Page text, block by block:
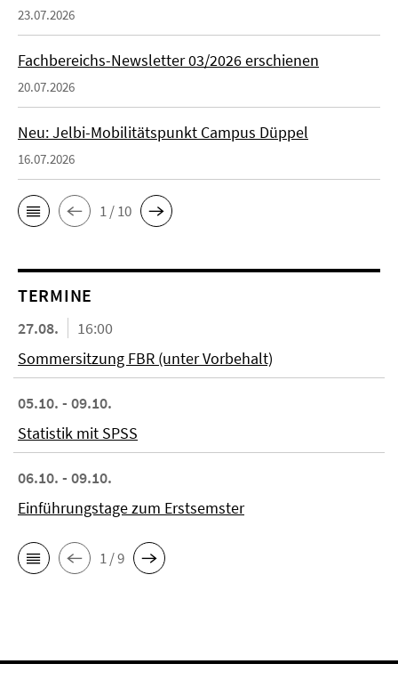
23.07.2026
Fachbereichs-Newsletter 03/2026 erschienen
20.07.2026
Neu: Jelbi-Mobilitätspunkt Campus Düppel
16.07.2026
1 / 10
TERMINE
27.08.
16:00
Sommersitzung FBR (unter Vorbehalt)
05.10. - 09.10.
Statistik mit SPSS
06.10. - 09.10.
Einführungstage zum Erstsemster
1 / 9